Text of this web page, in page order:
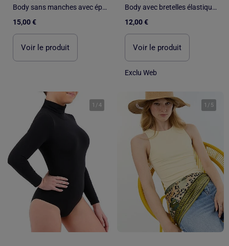
Body sans manches avec épaulettes
15,00 €
Voir le produit
Body avec bretelles élastiquées
12,00 €
Voir le produit
Exclu Web
1 /4 1 / 5